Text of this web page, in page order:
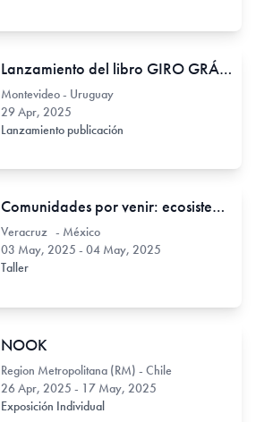
Lanzamiento del libro GIRO GRÁFICO. RUMORES Y CLAMORES DEL SUR
Montevideo - Uruguay
29 Apr, 2025
Lanzamiento publicación
Comunidades por venir: ecosistemas de participación en el contexto de los museos
Veracruz - México
03 May, 2025 - 04 May, 2025
Taller
NOOK
Region Metropolitana (RM) - Chile
26 Apr, 2025 - 17 May, 2025
Exposición Individual